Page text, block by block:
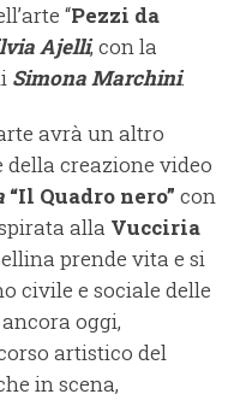
“Pezzi da
Ajelli, con la
Simona Marchini.
avrà un altro
creazione video
“Il Quadro nero” con
alla Vucciria
prende vita e si
civile e sociale delle
oggi,
artistico del
in scena,